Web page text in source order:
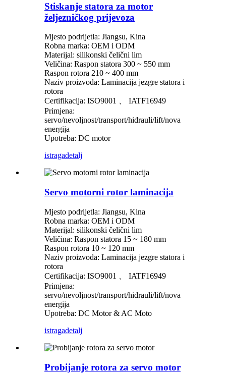
Stiskanje statora za motor
željezničkog prijevoza
Mjesto podrijetla: Jiangsu, Kina
Robna marka: OEM i ODM
Materijal: silikonski čelični lim
Veličina: Raspon statora 300 ~ 550 mm
Raspon rotora 210 ~ 400 mm
Naziv proizvoda: Laminacija jezgre statora i
rotora
Certifikacija: ISO9001 、 IATF16949
Primjena:
servo/nevoljnost/transport/hidrauli/lift/nova
energija
Upotreba: DC motor
istragadetalj
Servo motorni rotor laminacija
Mjesto podrijetla: Jiangsu, Kina
Robna marka: OEM i ODM
Materijal: silikonski čelični lim
Veličina: Raspon statora 15 ~ 180 mm
Raspon rotora 10 ~ 120 mm
Naziv proizvoda: Laminacija jezgre statora i
rotora
Certifikacija: ISO9001 、 IATF16949
Primjena:
servo/nevoljnost/transport/hidrauli/lift/nova
energija
Upotreba: DC Motor & AC Moto
istragadetalj
Probijanje rotora za servo motor